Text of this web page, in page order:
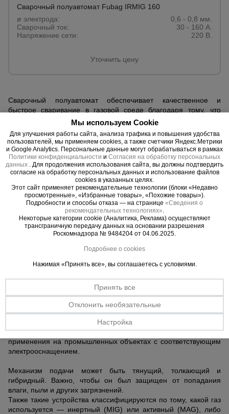
Сварочный полуавтомат Fubag IRMIG 160
ø электрода:
0,6 - 0,8 мм.
Сварочный ток:
30 - 160 А.
Напряжение сети:
220 В.
Уточнить цену
Сварочный полуавтомат обеспечивает качественное и
быстрое сваривание в газовой среде благодаря тому, что
проволока подается автоматически, швы при этом получаются
ровные и прочные. При их использовании мастеру не
требуется заменять электроды, а расход газа задается перед
началом работ. Еще один плюс этого вида оборудования — с
ним может работать сварщик средней квалификации и даже
начинающий.
Какие параметры регулируются перед
сваркой
Полуавтоматические аппараты позволяют установить
скорость подачи проволоки и плавления, а также высоту шва.
На что обращать внимание при
выборе
Полуавтоматы по типу питания разделяются на однофазные
и трехфазные — первые подключаются к обычной
электросети, могут применяться дома или в частных
мастерских. Вторые более мощные, но предназначены для
применения на промышленных объектах с соответствующим
электрооснащением.
Механизм подачи может быть тянущий, толкающий и
гибридный. Важно, чтобы он был защищен от попадания
влаги, пыли и других загрязнений.
Также такие устройства классифицируются по тому, какой газ
используется — инертный (MIG) или активный (MAG), либо
для бетонных
работ
для
склада
Тачки
строительные
Лестницы
и
стремянки
Штукатурные
комплекты
Сварочные
Тепловые
пушки
Металл и
Мы используем Cookie
Для улучшения работы сайта, анализа трафика и повышения удобства
пользователей, мы применяем cookies, а также счетчики Яндекс.Метрики
и Google Analytics. Персональные данные могут обрабатываться в рамках
Политики конфиденциальности и Согласия на обработку персональных
данных . Для продолжения использования сайта, вы должны подтвердить
согласие на обработку персональных данных и использование файлов
cookies в указанных целях.
Этот сайт применяет рекомендательные технологии (блоки «Недавно
просмотренные», «Избранные товары», «Похожие товары»).
Подробности и способы отказа — на странице «Сведения о
рекомендательных технологиях».
Некоторые категории cookie (Аналитика, Реклама) осуществляют
трансграничную передачу данных на основании разрешения
Роскомнадзора № 9484204 от 04.06.2025.
Подробнее о cookies
Нажимая «Принять все», вы соглашаетесь с условиями.
Принять все
Отклонить необязательные
Настройка